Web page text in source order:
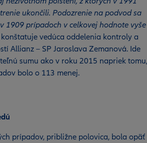
ukončili. Podozrenie na podvod sa
1909 prípadoch v celkovej hodnote vyše
konštatuje vedúca oddelenia kontroly a
Allianz – SP Jaroslava Zemanová. Ide
sumu ako v roku 2015 napriek tomu,
bolo o 113 menej.
prípadov, približne polovica, bola opäť